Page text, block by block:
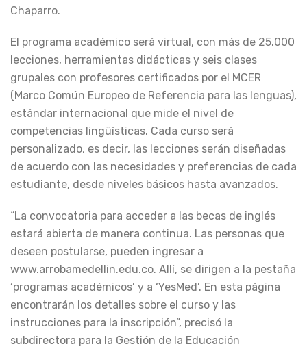
Chaparro.
El programa académico será virtual, con más de 25.000
lecciones, herramientas didácticas y seis clases
grupales con profesores certificados por el MCER
(Marco Común Europeo de Referencia para las lenguas),
estándar internacional que mide el nivel de
competencias lingüísticas. Cada curso será
personalizado, es decir, las lecciones serán diseñadas
de acuerdo con las necesidades y preferencias de cada
estudiante, desde niveles básicos hasta avanzados.
“La convocatoria para acceder a las becas de inglés
estará abierta de manera continua. Las personas que
deseen postularse, pueden ingresar a
www.arrobamedellin.edu.co. Allí, se dirigen a la pestaña
‘programas académicos’ y a ‘YesMed’. En esta página
encontrarán los detalles sobre el curso y las
instrucciones para la inscripción”, precisó la
subdirectora para la Gestión de la Educación